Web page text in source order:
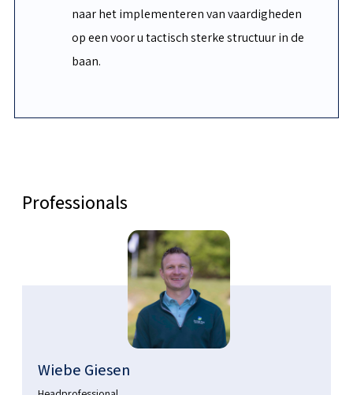
naar het implementeren van vaardigheden
op een voor u tactisch sterke structuur in de
baan.
Professionals
Wiebe Giesen